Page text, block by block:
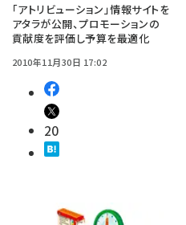
「アトリビューション」情報サイトを
アタラが公開、プロモーションの
貢献度を評価し予算を最適化
2010年11月30日 17:02
20